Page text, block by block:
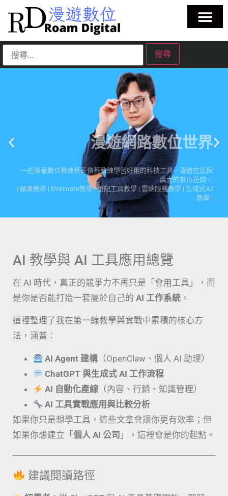
漫遊網路數位世界
一起跟著數位教練蔡正信蔡教練學習好用的科技工具、漫遊在這個
廣大的數位花園。
| 蘋果教學 | Evernote教學 | 筆記工具教學 | 雲端服務教學 | 生成式AI
點擊這裡
AI 教學與 AI 工具應用總覽
在 AI 時代，真正的競爭力不再只是「會用工具」，而
是你是否能打造一套屬於自己的 AI 工作系統 。
這裡整理了我在第一線教學與實戰中累積的核心方
法，涵蓋：
AI Agent 建構 （OpenClaw、個人 AI 助理）
ChatGPT 與生成式 AI 工作流程
AI 自動化產線 （內容、行銷、知識管理）
AI 工具實戰應用與比較分析
如果你只是想學工具，這些文章會讓你更有效率；但
如果你想建立「 個人 AI 公司 」，這裡會是你的起點。
建議閱讀路徑